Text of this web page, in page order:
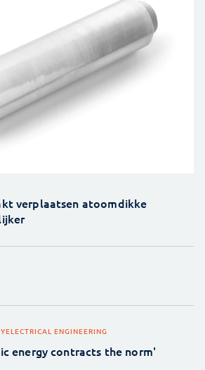
verplaatsen atoomdikke
ELECTRICAL ENGINEERING
energy contracts the norm'